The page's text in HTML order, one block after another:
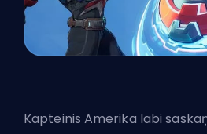
Kapteinis Amerika labi